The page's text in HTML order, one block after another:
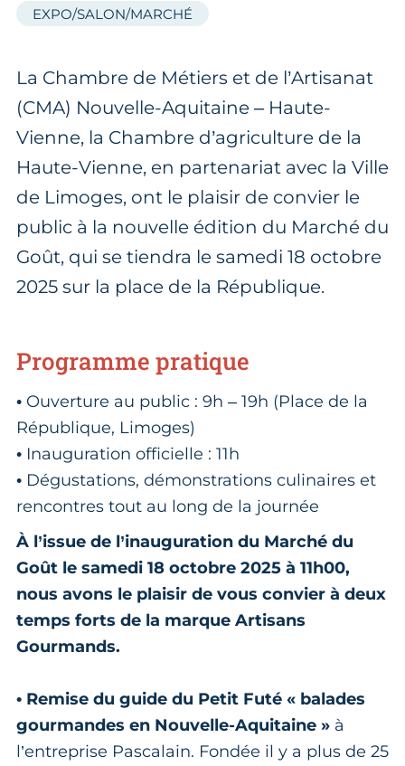
EXPO/SALON/MARCHÉ
La Chambre de Métiers et de l’Artisanat
(CMA) Nouvelle-Aquitaine – Haute-
Vienne, la Chambre d’agriculture de la
Haute-Vienne, en partenariat avec la Ville
de Limoges, ont le plaisir de convier le
public à la nouvelle édition du Marché du
Goût, qui se tiendra le samedi 18 octobre
2025 sur la place de la République.
Programme pratique
• Ouverture au public : 9h – 19h (Place de la
République, Limoges)
• Inauguration officielle : 11h
• Dégustations, démonstrations culinaires et
rencontres tout au long de la journée
À l’issue de l’inauguration du Marché du
Goût le samedi 18 octobre 2025 à 11h00,
nous avons le plaisir de vous convier à deux
temps forts de la marque Artisans
Gourmands.
• Remise du guide du Petit Futé « balades
gourmandes en Nouvelle-Aquitaine » à
l’entreprise Pascalain. Fondée il y a plus de 25